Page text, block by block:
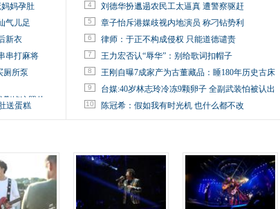
妈孕肚
气儿足
新衣
串打麻将
厕所泵
掉这照片
送蛋糕
4 刘德华扮邋遢农民工太逼真 遭警察驱赶
5 章子怡斥港媒歧视内地演员 称刁钻势利
6 律师：于正不构成侵权 只能道德谴责
7 王力宏否认“辱华”：别给歌词扣帽子
8 王刚自曝7成家产为古董藏品：睡180年历史古床
9 台媒:40岁林志玲冷冻9颗卵子 全副武装怕被认出
10 陈冠希：假如我有时光机 也什么都不改